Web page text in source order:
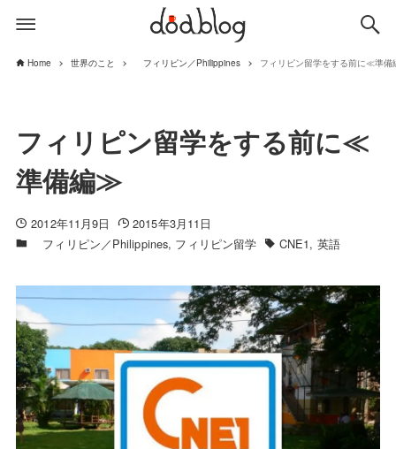
Home 世界のこと フィリピン／Philippines フィリピン留学をする前に≪準
フィリピン留学をする前に≪
準備編≫
2012年11月9日
2015年3月11日
フィリピン／Philippines フィリピン留学 CNE1 英語